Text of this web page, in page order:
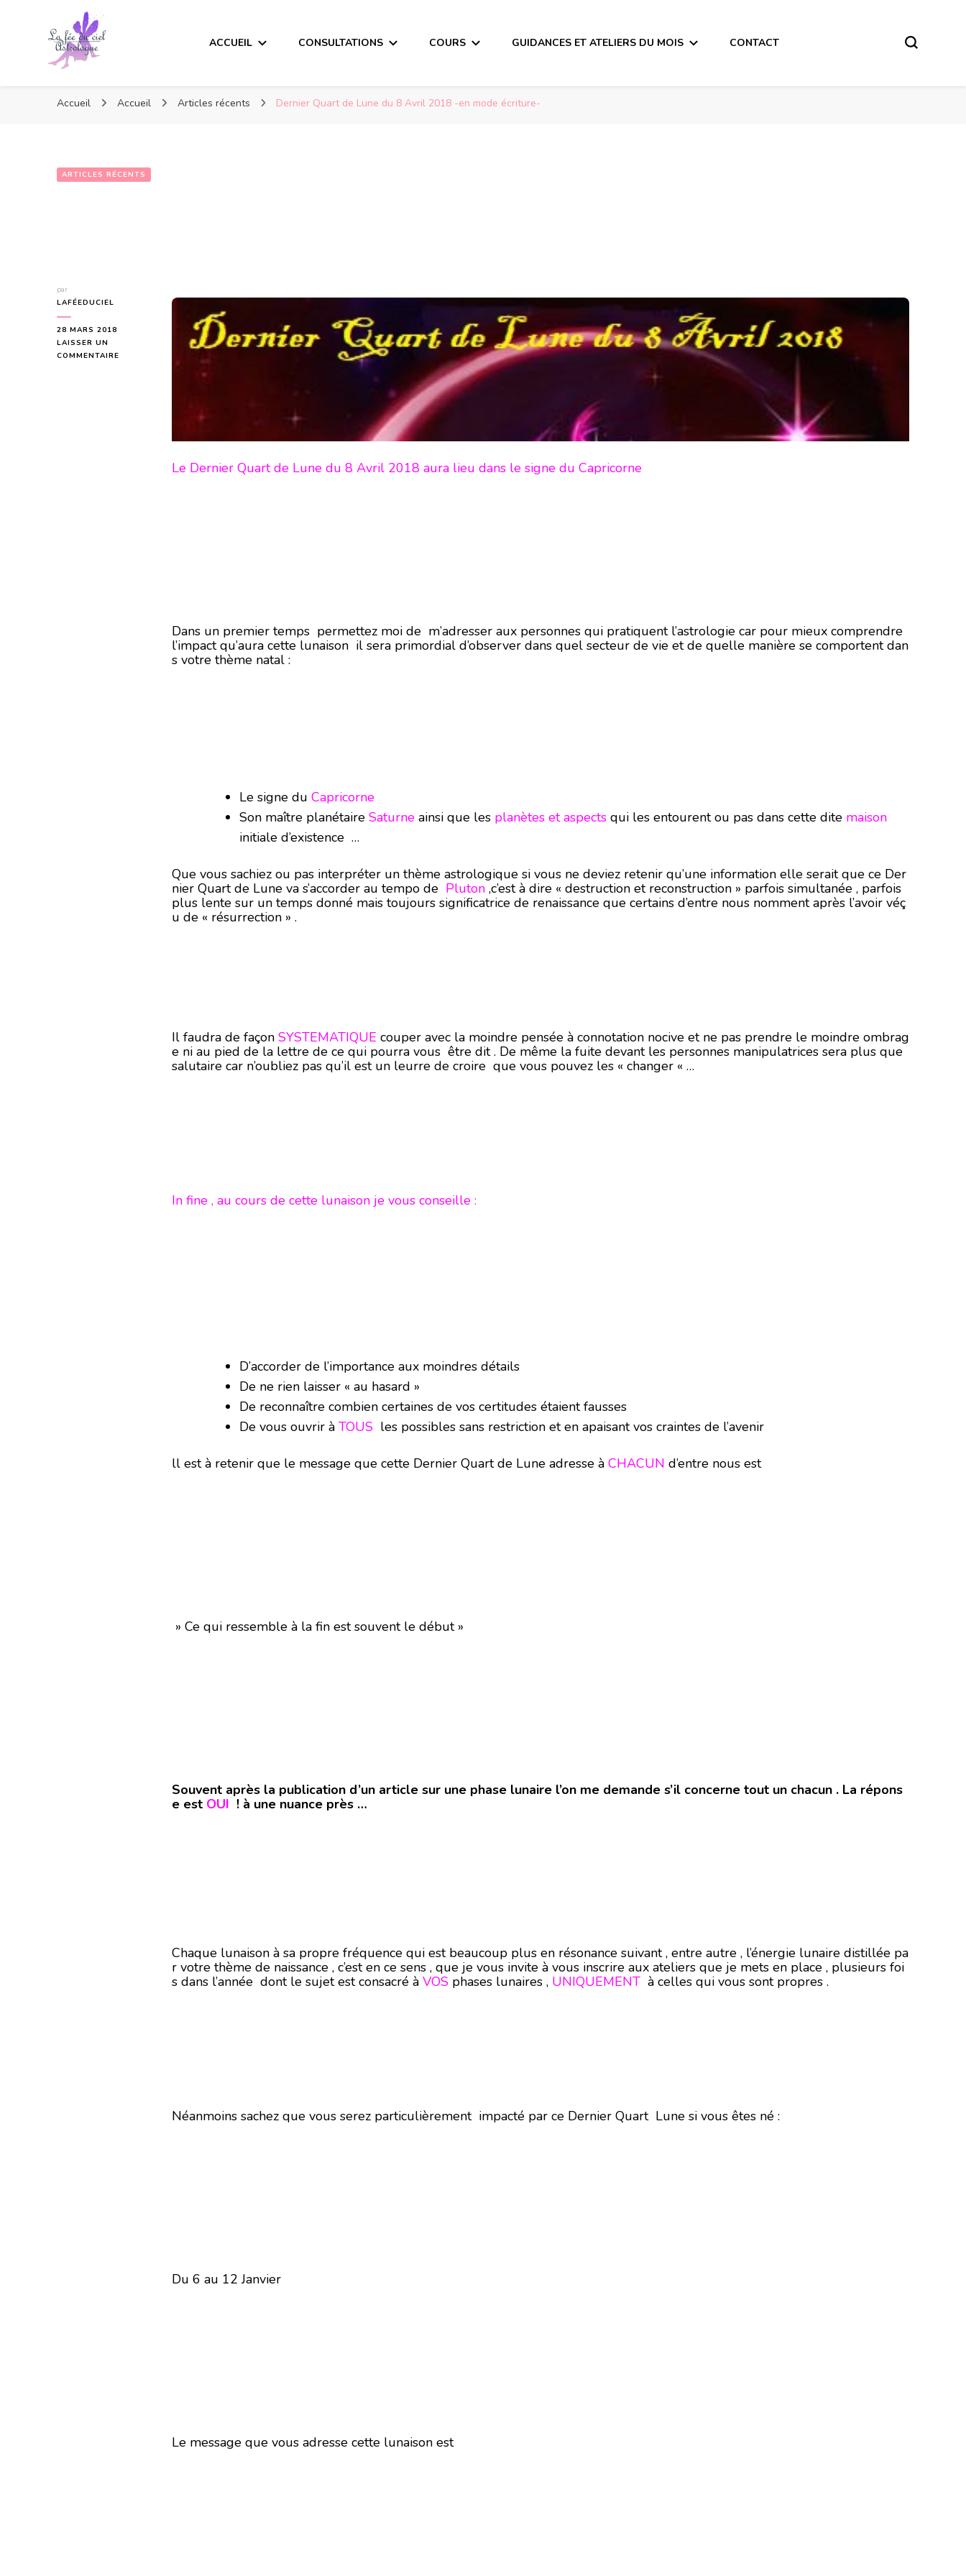
ACCUEIL CONSULTATIONS COURS GUIDANCES ET ATELIERS DU MOIS CONTACT
Accueil Accueil Articles récents Dernier Quart de Lune du 8 Avril 2018 -en mode écriture-
ARTICLES RÉCENTS
par
LAFÉEDUCIEL
28 MARS 2018
LAISSER UN
COMMENTAIRE
Le Dernier Quart de Lune du 8 Avril 2018 aura lieu dans le signe du Capricorne
Dans un premier temps permettez moi de m’adresser aux personnes qui pratiquent l’astrologie car pour mieux comprendre
l’impact qu’aura cette lunaison il sera primordial d’observer dans quel secteur de vie et de quelle manière se comportent dan
s votre thème natal :
Le signe du Capricorne
Son maître planétaire Saturne ainsi que les planètes et aspects qui les entourent ou pas dans cette dite maison
initiale d’existence …
Que vous sachiez ou pas interpréter un thème astrologique si vous ne deviez retenir qu’une information elle serait que ce Der
nier Quart de Lune va s’accorder au tempo de Pluton ,c’est à dire « destruction et reconstruction » parfois simultanée , parfois
plus lente sur un temps donné mais toujours significatrice de renaissance que certains d’entre nous nomment après l’avoir véç
u de « résurrection » .
Il faudra de façon SYSTEMATIQUE couper avec la moindre pensée à connotation nocive et ne pas prendre le moindre ombrag
e ni au pied de la lettre de ce qui pourra vous être dit . De même la fuite devant les personnes manipulatrices sera plus que
salutaire car n’oubliez pas qu’il est un leurre de croire que vous pouvez les « changer « …
In fine , au cours de cette lunaison je vous conseille :
D’accorder de l’importance aux moindres détails
De ne rien laisser « au hasard »
De reconnaître combien certaines de vos certitudes étaient fausses
De vous ouvrir à TOUS les possibles sans restriction et en apaisant vos craintes de l’avenir
ll est à retenir que le message que cette Dernier Quart de Lune adresse à CHACUN d’entre nous est
» Ce qui ressemble à la fin est souvent le début »
Souvent après la publication d’un article sur une phase lunaire l’on me demande s’il concerne tout un chacun . La répons
e est OUI ! à une nuance près …
Chaque lunaison à sa propre fréquence qui est beaucoup plus en résonance suivant , entre autre , l’énergie lunaire distillée pa
r votre thème de naissance , c’est en ce sens , que je vous invite à vous inscrire aux ateliers que je mets en place , plusieurs foi
s dans l’année dont le sujet est consacré à VOS phases lunaires , UNIQUEMENT à celles qui vous sont propres .
Néanmoins sachez que vous serez particulièrement impacté par ce Dernier Quart Lune si vous êtes né :
Du 6 au 12 Janvier
Le message que vous adresse cette lunaison est